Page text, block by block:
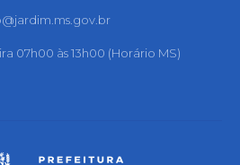
07h00 às 13h00 (Horário MS)